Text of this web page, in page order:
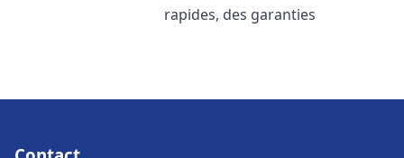
rapides, des garanties